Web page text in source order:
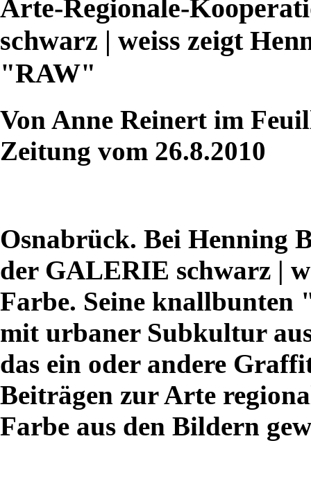
Arte-Regionale-
schwarz | weiss zeigt
"RAW"
Von Anne Reinert im
Zeitung vom 26.8.2010
Osnabrück. Bei Henning
der GALERIE schwarz |
Farbe. Seine knallbunten
mit urbaner Subkultur
das ein oder andere
Beiträgen zur Arte
Farbe aus den Bildern